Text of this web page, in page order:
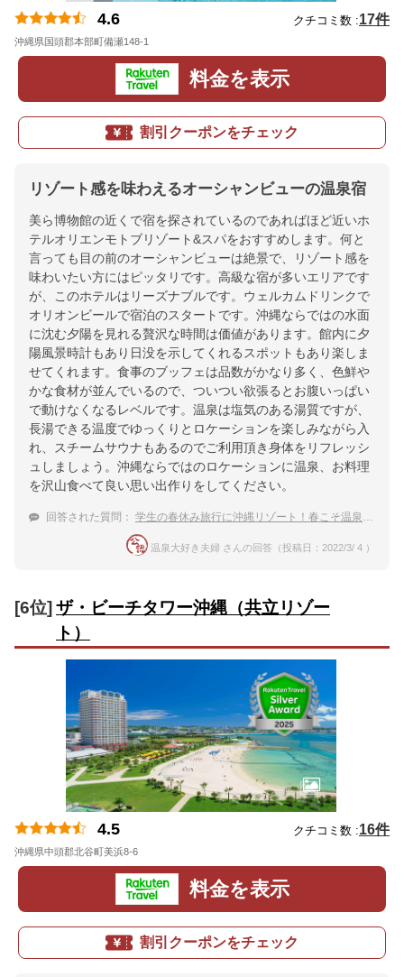
4.6 クチコミ数 :17件
沖縄県国頭郡本部町備瀬148-1
料金を表示
割引クーポンをチェック
リゾート感を味わえるオーシャンビューの温泉宿
美ら博物館の近くで宿を探されているのであればほど近いホ
テルオリエンモトブリゾート&スパをおすすめします。何と
言っても目の前のオーシャンビューは絶景で、リゾート感を
味わいたい方にはピッタリです。高級な宿が多いエリアです
が、このホテルはリーズナブルです。ウェルカムドリンクで
オリオンビールで宿泊のスタートです。沖縄ならではの水面
に沈む夕陽を見れる贅沢な時間は価値があります。館内に夕
陽風景時計もあり日没を示してくれるスポットもあり楽しま
せてくれます。食事のブッフェは品数がかなり多く、色鮮や
かな食材が並んでいるので、ついつい欲張るとお腹いっぱい
で動けなくなるレベルです。温泉は塩気のある湯質ですが、
長湯できる温度でゆっくりとロケーションを楽しみながら入
れ、スチームサウナもあるのでご利用頂き身体をリフレッシ
ュしましょう。沖縄ならではのロケーションに温泉、お料理
を沢山食べて良い思い出作りをしてください。
回答された質問： 学生の春休み旅行に沖縄リゾート！春こそ温泉を楽しみたいのでおすすめ宿を教えて。
温泉大好き夫婦 さんの回答（投稿日：2022/3/ 4 ）
[6位] ザ・ビーチタワー沖縄（共立リゾー
ト）
4.5 クチコミ数 :16件
沖縄県中頭郡北谷町美浜8-6
料金を表示
割引クーポンをチェック